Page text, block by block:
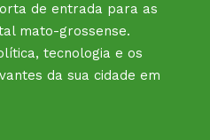
de entrada para as
mato-grossense.
tecnologia e os
da sua cidade em